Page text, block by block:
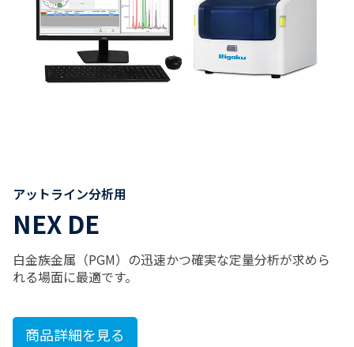
アットライン分析用
NEX DE
白金族金属（PGM）の迅速かつ確実な定量分析が求めら
れる場面に最適です。
商品詳細を見る